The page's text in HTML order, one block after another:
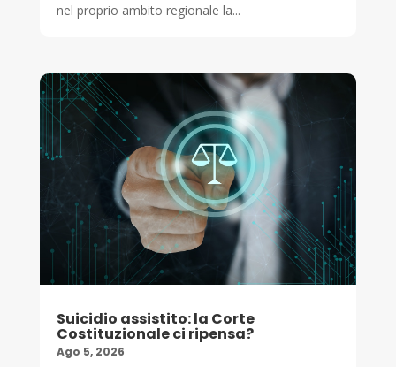
nel proprio ambito regionale la...
Suicidio assistito: la Corte
Costituzionale ci ripensa?
Ago 5, 2026